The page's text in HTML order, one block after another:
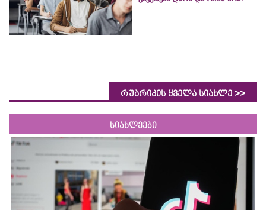
რუბრიკის ყველა სიახლე >>
სიახლეები